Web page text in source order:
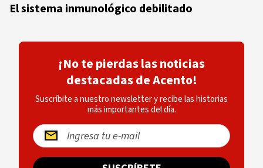
El sistema inmunológico debilitado
¡No te pierdas las noticias
destacadas de Acento!
Suscríbite a nuestro newsletter y recibe las historias
más importantes del día.